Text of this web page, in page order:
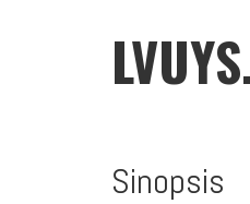
Sinopsis